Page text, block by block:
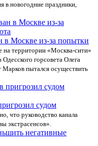
в новогодние праздники,
в Москве из-за попытки
на территории «Москва-сити»
горсовета Олега
пытался осуществить
судом
что руководство канала
экстрасенсов».